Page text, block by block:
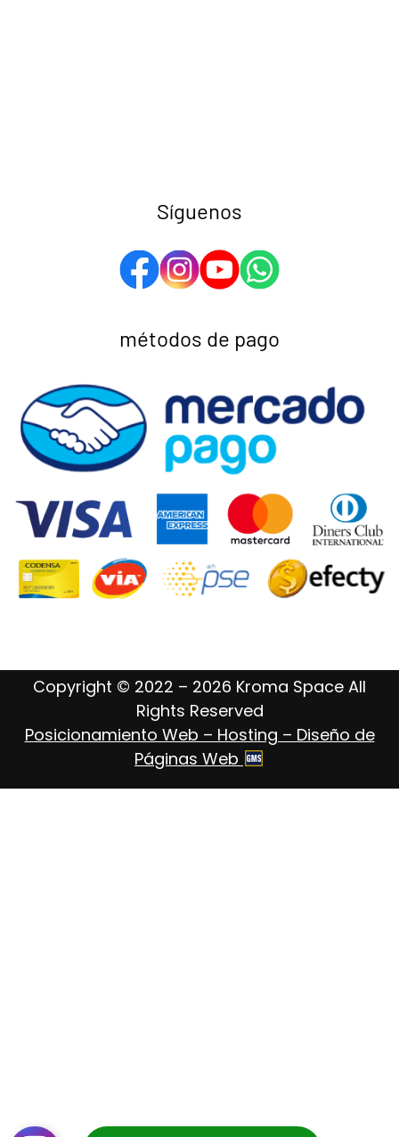
Síguenos
métodos de pago
Copyright © 2022 – 2026 Kroma Space All
Rights Reserved
Posicionamiento Web – Hosting – Diseño de
Páginas Web